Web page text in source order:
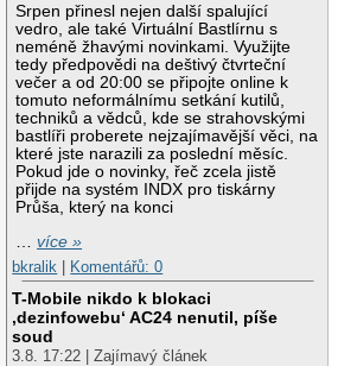
Srpen přinesl nejen další spalující
vedro, ale také Virtuální Bastlírnu s
neméně žhavými novinkami. Využijte
tedy předpovědi na deštivý čtvrteční
večer a od 20:00 se připojte online k
tomuto neformálnímu setkání kutilů,
techniků a vědců, kde se strahovskými
bastlíři proberete nejzajímavější věci, na
které jste narazili za poslední měsíc.
Pokud jde o novinky, řeč zcela jistě
přijde na systém INDX pro tiskárny
Průša, který na konci
…více »
bkralik
Komentářů: 0
T-Mobile nikdo k blokaci
‚dezinfowebu‘ AC24 nenutil, píše
soud
3.8. 17:22 | Zajímavý článek